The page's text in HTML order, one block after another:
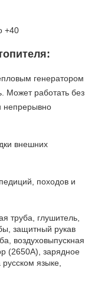
+40
генератором
Может работать без
непрерывно
внешних
походов и
труба, глушитель,
защитный рукав
воздуховыпускная
(2650А), зарядное
языке,